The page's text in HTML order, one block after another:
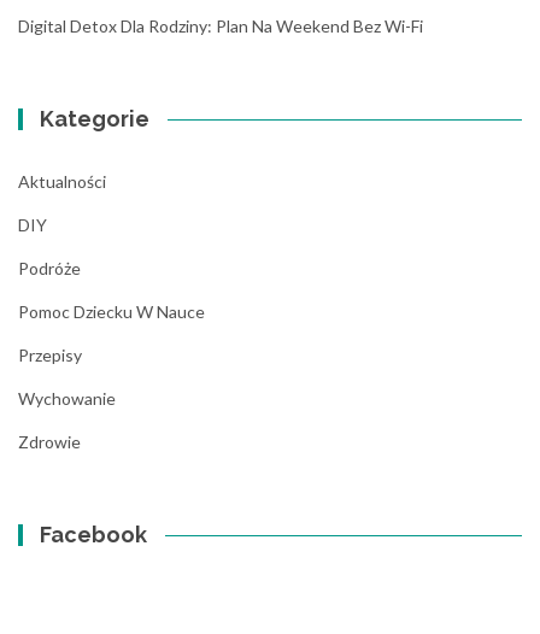
Digital Detox Dla Rodziny: Plan Na Weekend Bez Wi-Fi
Kategorie
Aktualności
DIY
Podróże
Pomoc Dziecku W Nauce
Przepisy
Wychowanie
Zdrowie
Facebook